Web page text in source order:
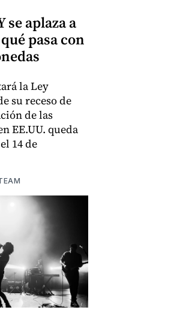
se aplaza a
pasa con
la Ley
su receso de
de las
EE.UU. queda
14 de